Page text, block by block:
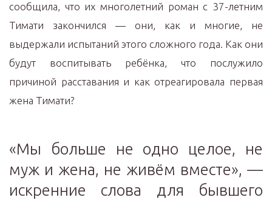
сообщила, что их многолетний роман с 37-летним
Тимати закончился — они, как и многие, не
выдержали испытаний этого сложного года. Как они
будут воспитывать ребёнка, что послужило
причиной расставания и как отреагировала первая
жена Тимати?
«Мы больше не одно целое, не
муж и жена, не живём вместе», —
искренние слова для бывшего